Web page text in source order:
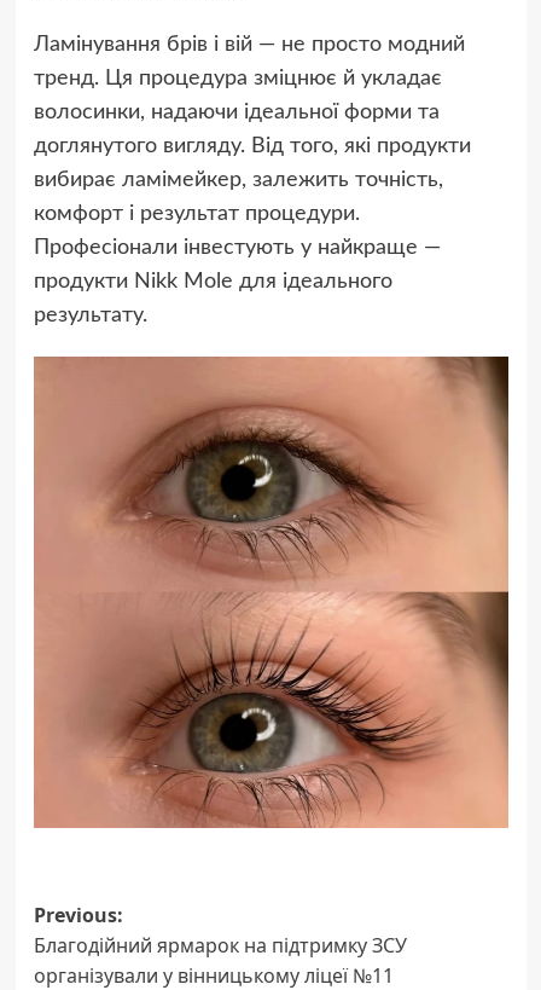
Ламінування брів і вій — не просто модний
тренд. Ця процедура зміцнює й укладає
волосинки, надаючи ідеальної форми та
доглянутого вигляду. Від того, які продукти
вибирає ламімейкер, залежить точність,
комфорт і результат процедури.
Професіонали інвестують у найкраще —
продукти Nikk Mole для ідеального
результату.
Post
navigation
Previous:
Благодійний ярмарок на підтримку ЗСУ
організували у вінницькому ліцеї №11